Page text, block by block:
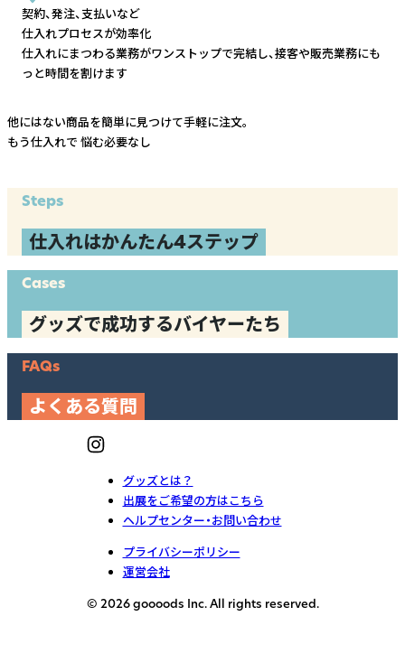
契約、発注、支払いなど
仕入れプロセスが効率化
仕入れにまつわる業務がワンストップで完結し、接客や販売業務にも
っと時間を割けます
他にはない商品を簡単に見つけて手軽に注文。
もう仕入れで 悩む必要なし
Steps
仕入れはかんたん4ステップ
Cases
グッズで成功するバイヤーたち
FAQs
よくある質問
グッズとは？
出展をご希望の方はこちら
ヘルプセンター・お問い合わせ
プライバシーポリシー
運営会社
© 2026 goooods Inc. All rights reserved.